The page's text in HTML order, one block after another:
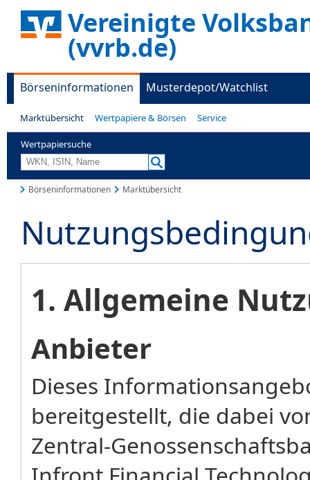
Vereinigte
(vvrb.de)
Börseninformationen Musterdepot/Watchlist
Marktübersicht Wertpapiere & Börsen Service
Wertpapiersuche
Börseninformationen Marktübersicht
1. Allgemeine
Anbieter
Dieses
bereitgestellt, die dabei
Zentral-